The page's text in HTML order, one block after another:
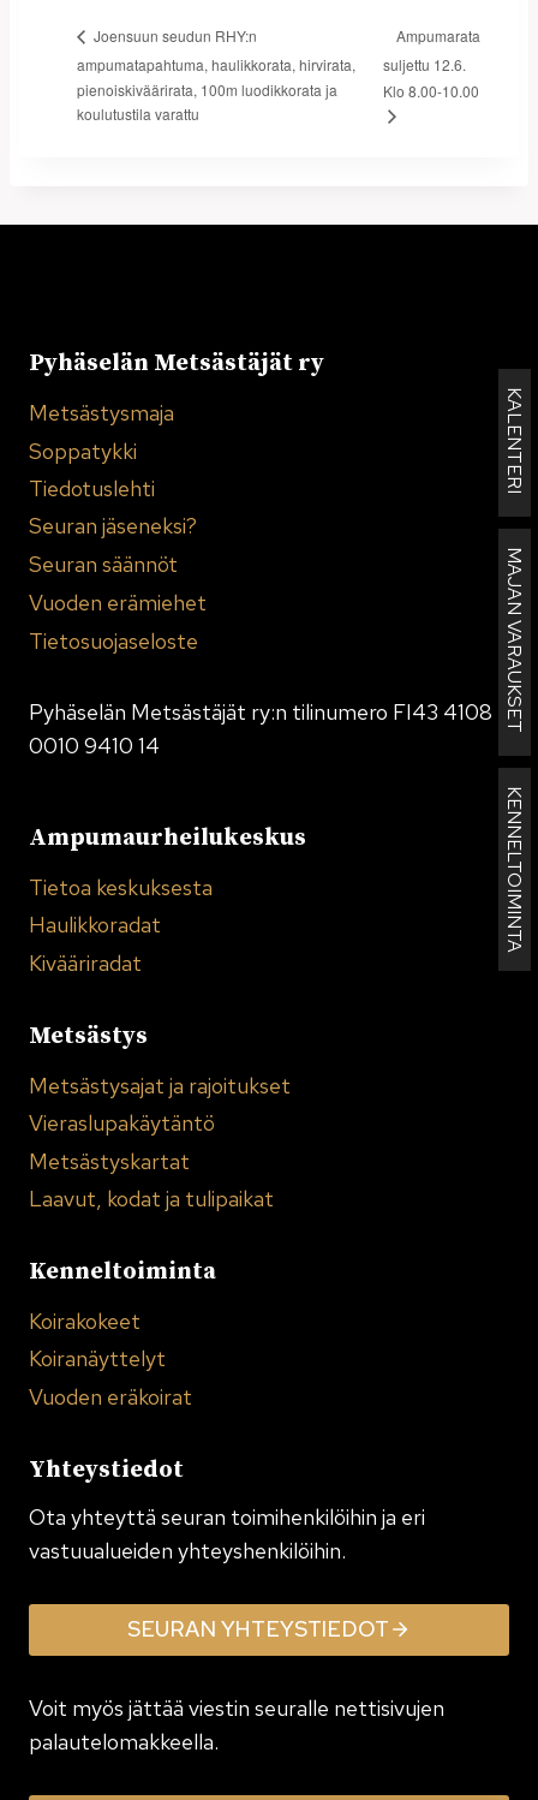
KALENTERI
MAJAN VARAUKSET
KENNELTOIMINTA
Joensuun seudun RHY:n
ampumatapahtuma, haulikkorata, hirvirata,
pienoiskiväärirata, 100m luodikkorata ja
koulutustila varattu
Ampumarata
suljettu 12.6.
Klo 8.00-10.00
Pyhäselän Metsästäjät ry
Metsästysmaja
Soppatykki
Tiedotuslehti
Seuran jäseneksi?
Seuran säännöt
Vuoden erämiehet
Tietosuojaseloste
Pyhäselän Metsästäjät ry:n tilinumero FI43 4108
0010 9410 14
Ampumaurheilukeskus
Tietoa keskuksesta
Haulikkoradat
Kivääriradat
Metsästys
Metsästysajat ja rajoitukset
Vieraslupakäytäntö
Metsästyskartat
Laavut, kodat ja tulipaikat
Kenneltoiminta
Koirakokeet
Koiranäyttelyt
Vuoden eräkoirat
Yhteystiedot
Ota yhteyttä seuran toimi­henkilöihin ja eri
vastuualueiden yhteyshenkilöihin.
SEURAN YHTEYSTIEDOT
Voit myös jättää viestin seuralle nettisivujen
palautelomakkeella.